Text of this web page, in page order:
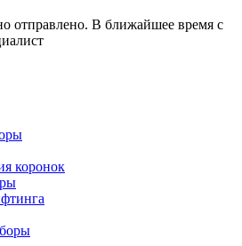
отправлено. В ближайшее время с
коронок